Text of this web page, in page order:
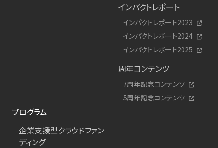
インパクトレポート
インパクトレポート2023
インパクトレポート2024
インパクトレポート2025
周年コンテンツ
7周年記念コンテンツ
5周年記念コンテンツ
プログラム
企業支援型クラウドファン
ディング